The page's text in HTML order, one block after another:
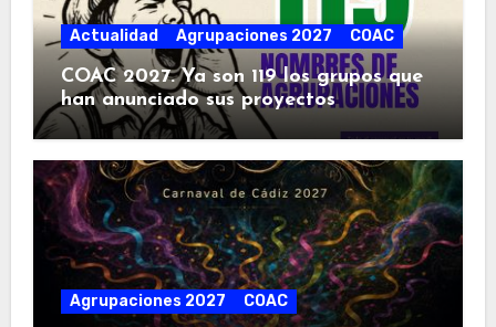
Actualidad Agrupaciones 2027 COAC
COAC 2027. Ya son 119 los grupos que
han anunciado sus proyectos
Agrupaciones 2027 COAC